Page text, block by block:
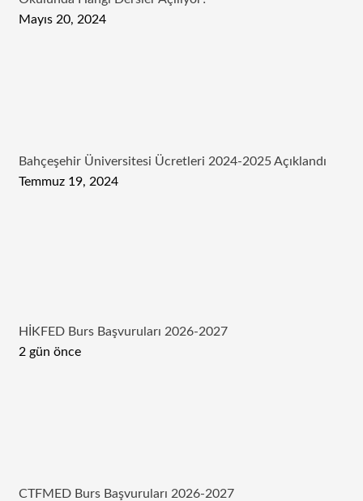
Mayıs 20, 2024
Bahçeşehir Üniversitesi Ücretleri 2024-2025 Açıklandı
Temmuz 19, 2024
HİKFED Burs Başvuruları 2026-2027
2 gün önce
CTFMED Burs Başvuruları 2026-2027